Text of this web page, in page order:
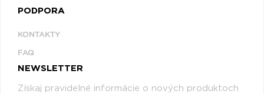
PODPORA
KONTAKTY
FAQ
NEWSLETTER
Získaj pravidelné informácie o nových produktoch